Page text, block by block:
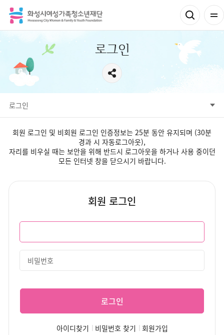
로그인
로그인
로그인
회원가입
아이디찾기
비밀번호찾기
회원 로그인 및 비회원 로그인 인증정보는 25분 동안 유지되며 (30분
경과 시 자동로그아웃),
자리를 비우실 때는 보안을 위해 반드시 로그아웃을 하거나 사용 중이던
모든 인터넷 창을 닫으시기 바랍니다.
회원 로그인
로그인
아이디찾기 비밀번호 찾기 회원가입